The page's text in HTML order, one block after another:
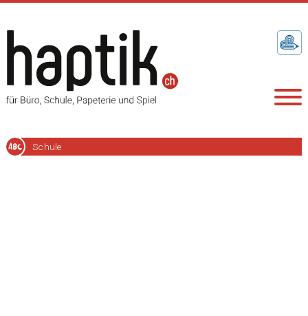
Schule